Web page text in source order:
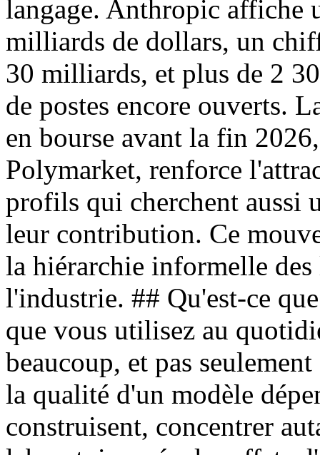
langage. Anthropic affiche
milliards de dollars, un
30 milliards, et plus de 2
de postes encore ouverts.
en bourse avant la fin
Polymarket, renforce
profils qui cherchent aussi
leur contribution. Ce
la hiérarchie informelle
l'industrie. ## Qu'est-ce
que vous utilisez au
beaucoup, et pas
la qualité d'un modèle
construisent, concentrer